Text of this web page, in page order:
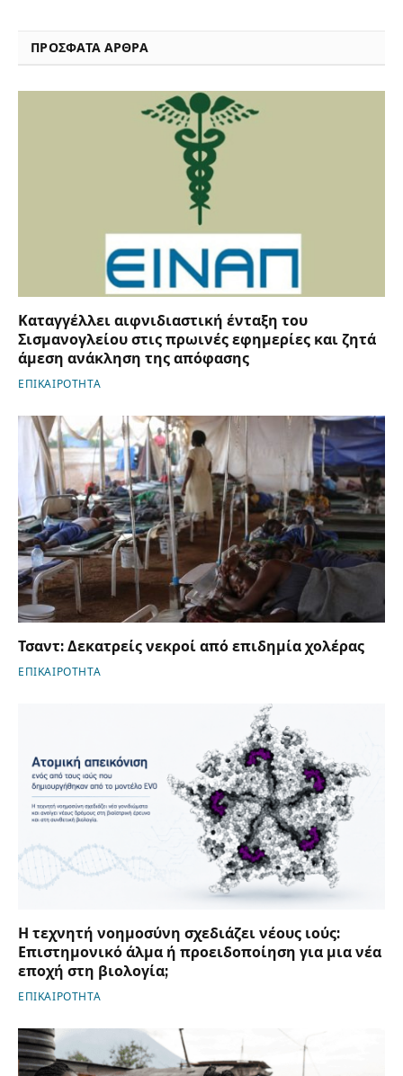
ΠΡΟΣΦΑΤΑ ΑΡΘΡΑ
Καταγγέλλει αιφνιδιαστική ένταξη του
Σισμανογλείου στις πρωινές εφημερίες και ζητά
άμεση ανάκληση της απόφασης
ΕΠΙΚΑΙΡΟΤΗΤΑ
Τσαντ: Δεκατρείς νεκροί από επιδημία χολέρας
ΕΠΙΚΑΙΡΟΤΗΤΑ
Η τεχνητή νοημοσύνη σχεδιάζει νέους ιούς:
Επιστημονικό άλμα ή προειδοποίηση για μια νέα
εποχή στη βιολογία;
ΕΠΙΚΑΙΡΟΤΗΤΑ